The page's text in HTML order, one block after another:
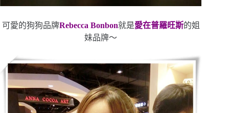
可愛的狗狗品牌Rebecca Bonbon就是愛在普羅旺斯的姐
妹品牌～